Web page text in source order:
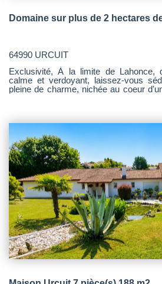
Domaine sur plus de 2 hectares
64990 URCUIT
Exclusivité, À la limite de Lahonce,
calme et verdoyant, laissez-vous
pleine de charme, nichée au coeur
séduits par les beaux espaces de
séjour lumineux avec un poêle,
vue sur le parc, un second salon,
indépendante communicante avec la
espace billard. La partie nuit propose 5 chambres spacieuses, 2
salles de bains et 3 WC indépendants. Le sous-sol de
vient compléter l'ensemble avec
buanderie, un atelier, une chaufferie
l'extérieur, tout est réuni pour
piscine, cuisine d'été couverte,
rénover, abri voiture d'environ 50 m²,
pour animaux, dont un poulailler. Des travaux récents ont été
réalisés entre 2021 et 2024 :
des peintures intérieures,
remplacement de certaines menuiseries? Un bien
secteur, offrant un cadre de vie